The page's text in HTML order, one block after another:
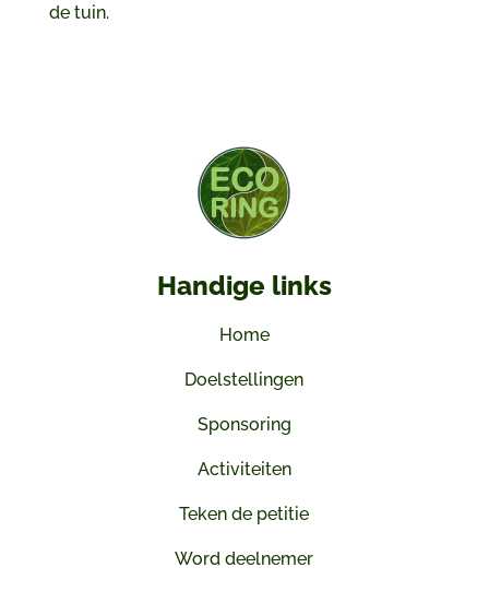
de tuin.
Handige links
Home
Doelstellingen
Sponsoring
Activiteiten
Teken de petitie
Word deelnemer